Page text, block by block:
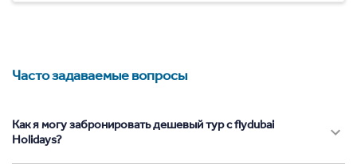
Часто задаваемые вопросы
Как я могу забронировать дешевый тур с flydubai
Holidays?